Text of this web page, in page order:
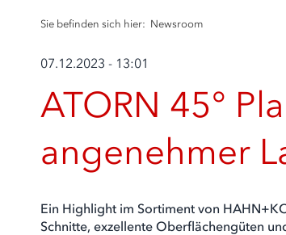
Sie befinden sich hier: Newsroom
07.12.2023 - 13:01
ATORN 45°
angenehmer
Ein Highlight im Sortiment von
Schnitte, exzellente Oberflächengüten